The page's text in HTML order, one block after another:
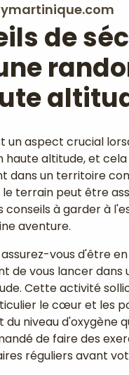
de
un aspect crucial
haute altitude, et
dans un territoire
le terrain peut être
conseils à garder à
aventure.
vous d'être
de vous lancer dans
Cette activité
le cœur et les
niveau d'oxygène
de faire des
réguliers avant